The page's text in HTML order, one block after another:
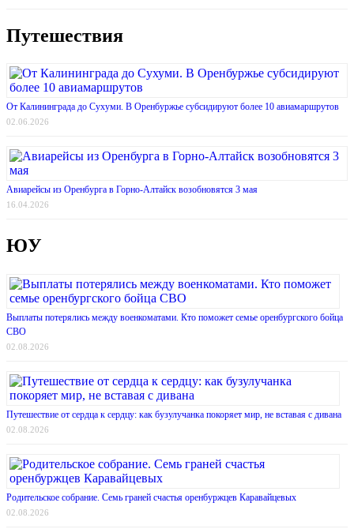
Путешествия
От Калининграда до Сухуми. В Оренбуржье субсидируют более 10 авиамаршрутов
02.06.2026
Авиарейсы из Оренбурга в Горно-Алтайск возобновятся 3 мая
16.04.2026
ЮУ
Выплаты потерялись между военкоматами. Кто поможет семье оренбургского бойца
СВО
02.08.2026
Путешествие от сердца к сердцу: как бузулучанка покоряет мир, не вставая с дивана
02.08.2026
Родительское собрание. Семь граней счастья оренбуржцев Каравайцевых
02.08.2026